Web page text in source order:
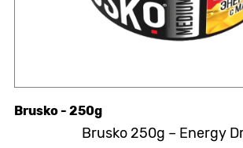
Brusko 250g – Energy
Brusko - 250g